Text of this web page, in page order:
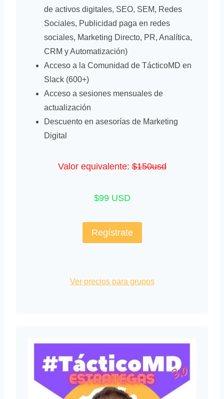
de activos digitales, SEO, SEM, Redes
Sociales, Publicidad paga en redes
sociales, Marketing Directo, PR, Analítica,
CRM y Automatización)
Acceso a la Comunidad de TácticoMD en
Slack (600+)
Acceso a sesiones mensuales de
actualización
Descuento en asesorías de Marketing
Digital
Valor equivalente:$150usd
$99 USD
Regístrate
Ver precios para grupos